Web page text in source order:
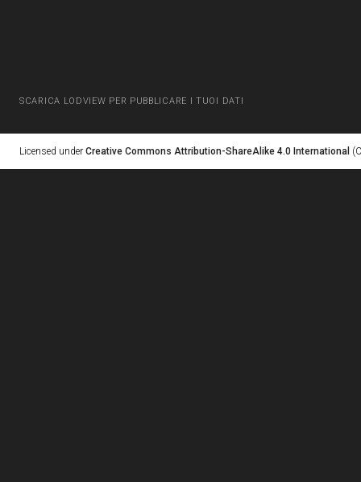
SCARICA LODVIEW PER PUBBLICARE I TUOI DATI
Licensed under Creative Commons Attribution-ShareAlike 4.0 International